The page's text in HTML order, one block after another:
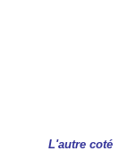
L'autre coté